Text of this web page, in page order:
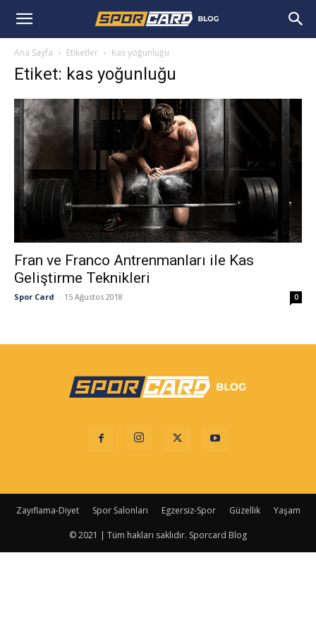
Ana Sayfa Etiketler Kas yoğunluğu
Etiket: kas yoğunluğu
Fran ve Franco Antrenmanları ile Kas
Geliştirme Teknikleri
Spor Card - 15 Ağustos 2018 0
Zayıflama-Diyet Spor Salonları Egzersiz-Spor Güzellik Yaşam
© 2021 | Tüm hakları saklıdır. Sporcard Blog